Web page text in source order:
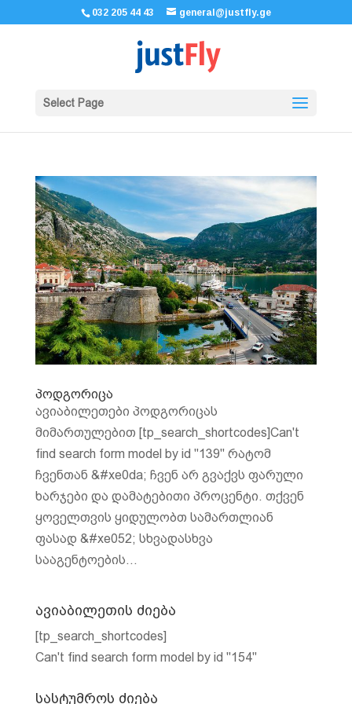
032 205 44 43 general@justfly.ge
Select Page
პოდგორიცა
ავიაბილეთები პოდგორიცას
მიმართულებით [tp_search_shortcodes]Can't
find search form model by id "139" რატომ
ჩვენთან &#xe0da; ჩვენ არ გვაქვს ფარული
ხარჯები და დამატებითი პროცენტი. თქვენ
ყოველთვის ყიდულობთ სამართლიან
ფასად &#xe052; სხვადასხვა
სააგენტოების...
ავიაბილეთის ძიება
[tp_search_shortcodes]
Can't find search form model by id "154"
სასტუმროს ძიება